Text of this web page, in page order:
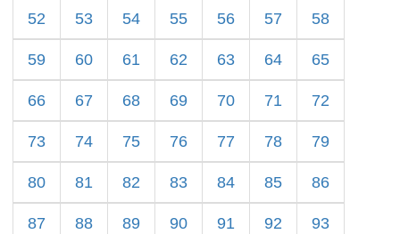
52 53 54 55 56 57 58
59 60 61 62 63 64 65
66 67 68 69 70 71 72
73 74 75 76 77 78 79
80 81 82 83 84 85 86
87 88 89 90 91 92 93